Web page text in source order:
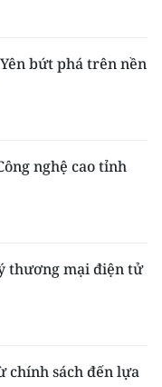
bứt phá trên nền
nghệ cao tỉnh
thương mại điện tử
chính sách đến lựa